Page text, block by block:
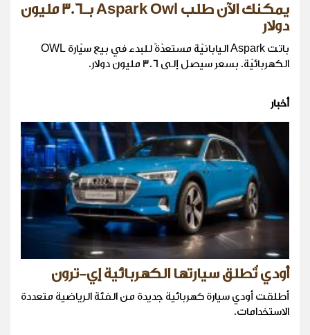
يمكنك الآن طلب Aspark Owl بـ3.6 مليون
دولار
باتت Aspark اليابانيّة مستعدّةً للبدء في بيع سيّارة OWL
الكهربائيّة. بسعر سيصل إلى 3.6 مليون دولار.
أخبار
أودي تُطلق سيارتها الكهربائية إي-ترون
أطلقت أودي سيارة كهربائية جديدة من الفئة الرياضية متعددة
الاستخدامات.